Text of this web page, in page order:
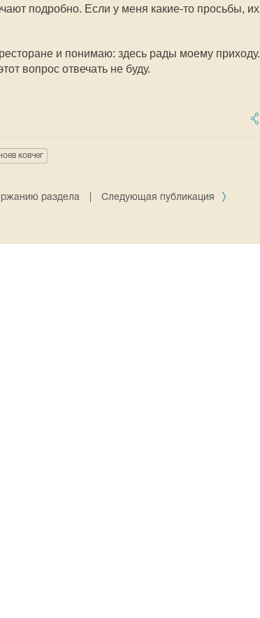
подробно. Если у меня какие-то просьбы, их
и понимаю: здесь рады моему приходу.
вопрос отвечать не буду.
ковчег
раздела Следующая публикация